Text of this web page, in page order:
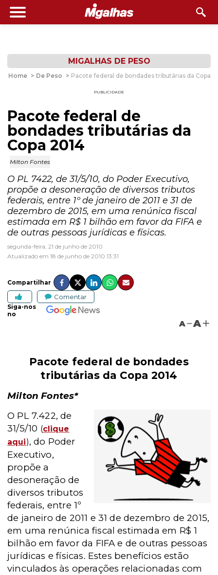
MIGALHAS DE PESO
Home > De Peso > Pacote federal de bondades tributárias da Copa
PUBLICIDADE
Pacote federal de
bondades tributárias da
Copa 2014
Milton Fontes
O PL 7422, de 31/5/10, do Poder Executivo,
propõe a desoneração de diversos tributos
federais, entre 1º de janeiro de 2011 e 31 de
dezembro de 2015, em uma renúnica fiscal
estimada em R$ 1 bilhão em favor da FIFA e
de outras pessoas jurídicas e físicas.
segunda-feira, 21 de junho de 2010
Atualizado em 18 de junho de 2010 13:31
Compartilhar
Comentar
Siga-nos
no
A A
Pacote federal de bondades
tributárias da Copa 2014
Milton Fontes*
O PL 7.422, de
31/5/10 (clique
aqui), do Poder
Executivo,
propõe a
desoneração de
diversos tributos
federais, entre 1º
de janeiro de 2011 e 31 de dezembro de 2015,
em uma renúnica fiscal estimada em R$ 1
bilhão em favor da FIFA e de outras pessoas
jurídicas e físicas. Estes benefícios estão
vinculados às operações relacionadas com